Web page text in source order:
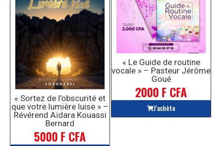
« Sortez de l’obscurité et
que votre lumière luise » –
Révérend Aïdara Kouassi
Bernard
5000 F CFA
« Le Guide de routine
vocale » – Pasteur Jérôme
Goué
2000 F CFA
J'achète